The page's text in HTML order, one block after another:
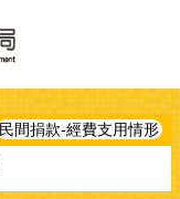
民間捐款-經費支用情形